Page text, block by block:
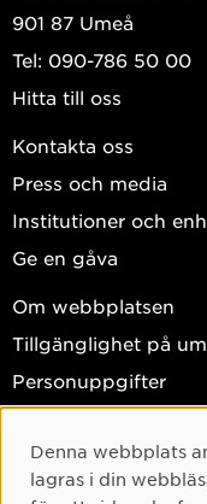
901 87 Umeå
Tel: 090-786 50 00
Hitta till oss
Kontakta oss
Press och media
Institutioner och
Ge en gåva
Om webbplatsen
Tillgänglighet på
Personuppgifter
Facebook
Cookie-
Denna webbplats
lagras i din